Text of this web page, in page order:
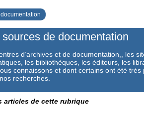
sources de documentation
d’archives et de documentation,, les
les bibliothèques, les éditeurs, les
connaissons et dont certains ont été très
recherches.
articles de cette rubrique